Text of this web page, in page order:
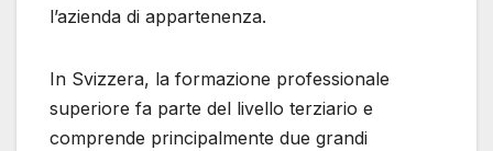
l’azienda di appartenenza.
In Svizzera, la formazione professionale
superiore fa parte del livello terziario e
comprende principalmente due grandi